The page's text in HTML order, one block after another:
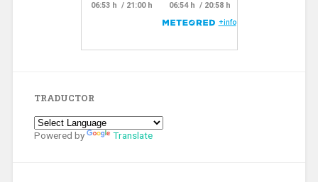
TRADUCTOR
Powered by Translate